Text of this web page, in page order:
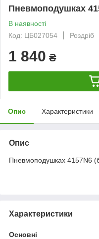
Пневмоподушках
В наявності
Код: ЦБ027054
Роздріб
1 840 ₴
Опис Характеристики
Опис
Пневмоподушках 4157N6
Характеристики
Основні